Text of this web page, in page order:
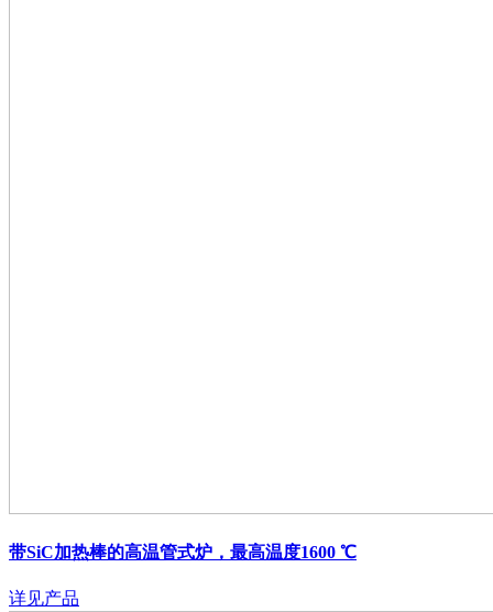
带SiC加热棒的高温管式炉，最高温度1600 ℃
详见产品